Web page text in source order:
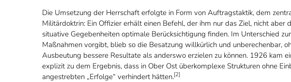
Die Umsetzung der Herrschaft erfolgte in Form von Auftragstaktik, dem
Militärdoktrin: Ein Offizier erhält einen Befehl, der ihm nur das Ziel, nicht aber
situative Gegebenheiten optimale Berücksichtigung finden. Im Unterschied
Maßnahmen vorgibt, blieb so die Besatzung willkürlich und unberechenbar,
Ausbeutung bessere Resultate als anderswo erzielen zu können. 1926 kam
explizit zu dem Ergebnis, dass in Ober Ost überkomplexe Strukturen ohne
angestrebten „Erfolge“ verhindert hätten.[2]